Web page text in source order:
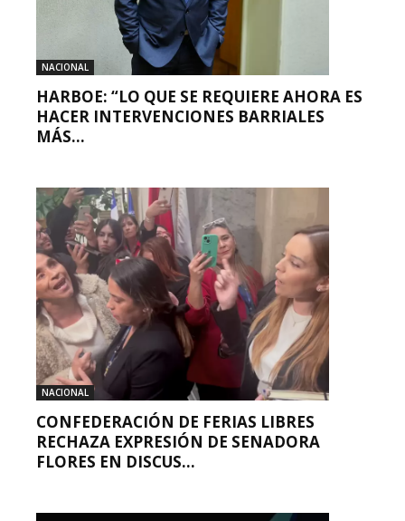
NACIONAL
HARBOE: “LO QUE SE REQUIERE AHORA ES
HACER INTERVENCIONES BARRIALES
MÁS...
NACIONAL
CONFEDERACIÓN DE FERIAS LIBRES
RECHAZA EXPRESIÓN DE SENADORA
FLORES EN DISCUS...